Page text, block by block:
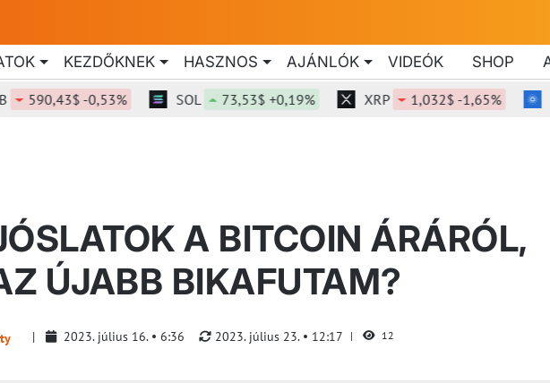
KEZDŐKNEK HASZNOS AJÁNLÓK VIDEÓK SHOP
-0,53% SOL 73,53$ +0,19% XRP 1,032$ -1,65% ADA
A BITCOIN ÁRÁRÓL,
ÚJABB BIKAFUTAM?
2023. július 16. 6:36 2023. július 23. 12:17 12